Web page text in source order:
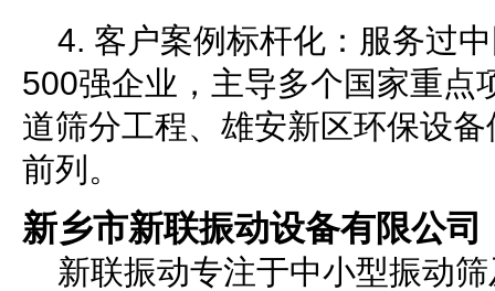
4. 客户案例标杆化：服务过
500强企业，主导多个国家重点
道筛分工程、雄安新区环保设
前列。
新乡市新联振动设备有限公司
新联振动专注于中小型振动